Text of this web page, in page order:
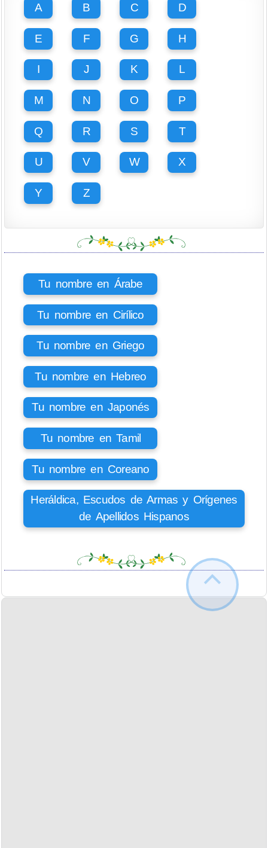
A B C D
E F G H
I J K L
M N O P
Q R S T
U V W X
Y Z
Tu nombre en Árabe
Tu nombre en Cirílico
Tu nombre en Griego
Tu nombre en Hebreo
Tu nombre en Japonés
Tu nombre en Tamil
Tu nombre en Coreano
Heráldica, Escudos de Armas y Orígenes
de Apellidos Hispanos